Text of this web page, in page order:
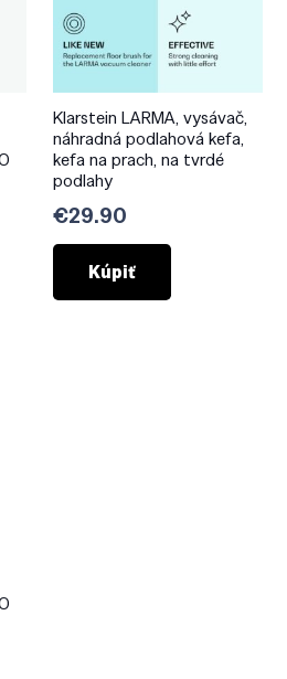
Klarstein LARMA, vysávač,
náhradná podlahová kefa,
kefa na prach, na tvrdé
podlahy
€29.90
Kúpiť